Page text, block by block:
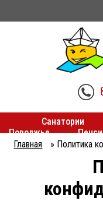
Санатории
Поволжье
туров
Главная » Политика